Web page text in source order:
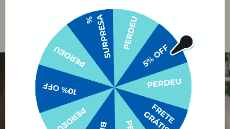
Bolso safe com zíper
escondido
Tecido mais
estruturado
Alça carona para
encaixe em malas de
rodinha